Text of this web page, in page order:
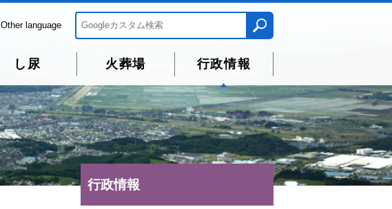
し尿 火葬場 行政情報
Other language
行政情報